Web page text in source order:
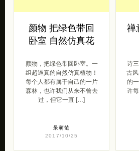
每个人都有属于自己的一片
森林，也许我们从来不曾去
过，但它一直 […]
呆萌范
2017/10/25
的
许